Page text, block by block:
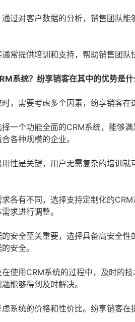
通过对客户数据的分析，销售团队
通常提供培训和支持，帮助销售团
系统？纷享销客在其中的优势是什
，需要考虑多个因素，纷享销客在
择一个功能全面的CRM系统，能够
各种规模的企业。
用性是关键，用户无需复杂的培训
求各有不同，选择支持定制化的
求进行调整。
的安全至关重要，选择具备高安全
安全。
在使用CRM系统的过程中，及时的
能够得到及时解决。
虑系统的价格和性价比。纷享销客